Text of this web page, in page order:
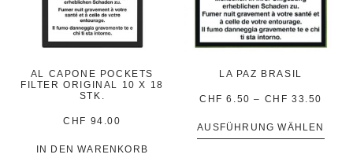
AL CAPONE POCKETS
FILTER ORIGINAL 10 X 18
STK.
CHF 94.00
IN DEN WARENKORB
LA PAZ BRASIL
CHF 6.50 – CHF 33.50
AUSFÜHRUNG WÄHLEN